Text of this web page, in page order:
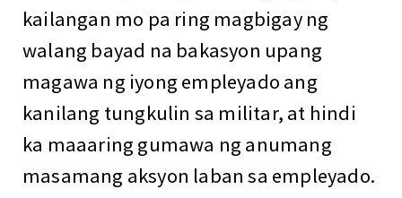
kailangan mo pa ring magbigay ng
walang bayad na bakasyon upang
magawa ng iyong empleyado ang
kanilang tungkulin sa militar, at hindi
ka maaaring gumawa ng anumang
masamang aksyon laban sa empleyado.